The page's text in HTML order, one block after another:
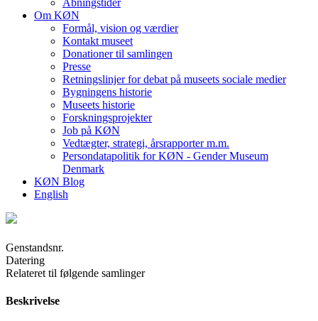
Om KØN
Formål, vision og værdier
Kontakt museet
Donationer til samlingen
Presse
Retningslinjer for debat på museets sociale medier
Bygningens historie
Museets historie
Forskningsprojekter
Job på KØN
Vedtægter, strategi, årsrapporter m.m.
Persondatapolitik for KØN - Gender Museum
Denmark
KØN Blog
English
Genstandsnr.
Datering
Relateret til følgende samlinger
Beskrivelse